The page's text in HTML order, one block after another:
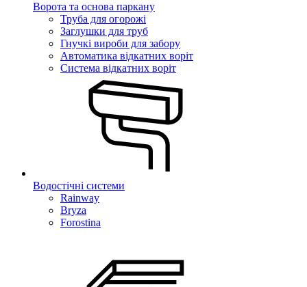
Ворота та основа паркану
Труба для огорожі
Заглушки для труб
Гнучкі вироби для забору
Автоматика відкатних воріт
Система відкатних воріт
Водостічні системи
Rainway
Bryza
Forostina